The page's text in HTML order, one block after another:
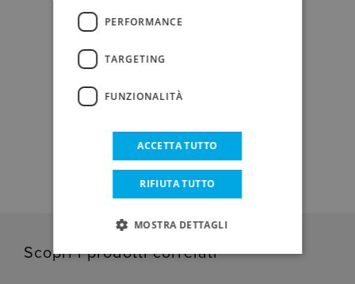
DOWNLOAD
SCHEDA TECNICA
Scopri i prodotti correlati
PERFORMANCE
TARGETING
FUNZIONALITÀ
ACCETTA TUTTO
RIFIUTA TUTTO
MOSTRA DETTAGLI